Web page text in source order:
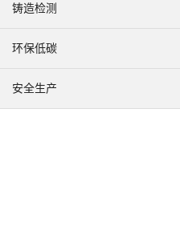
铸造检测
环保低碳
安全生产